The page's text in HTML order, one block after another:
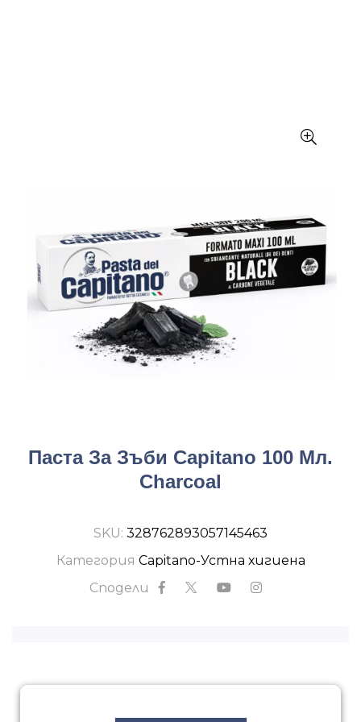
Паста За Зъби Capitano 100 Мл.
Charcoal
SKU: 328762893057145463
Категория Capitano-Устна хигиена
Сподели